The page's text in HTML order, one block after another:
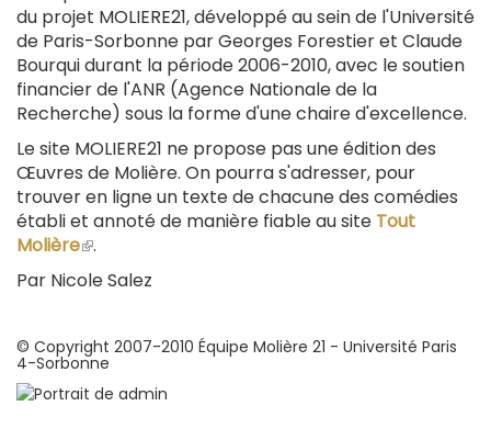
du projet MOLIERE21, développé au sein de l'Université
de Paris-Sorbonne par Georges Forestier et Claude
Bourqui durant la période 2006-2010, avec le soutien
financier de l'ANR (Agence Nationale de la
Recherche) sous la forme d'une chaire d'excellence.
Le site MOLIERE21 ne propose pas une édition des
Œuvres de Molière. On pourra s'adresser, pour
trouver en ligne un texte de chacune des comédies
établi et annoté de manière fiable au site Tout
Molière(le
lien
est
.
Par Nicole Salez
© Copyright 2007-2010 Équipe Molière 21 - Université Paris
4-Sorbonne